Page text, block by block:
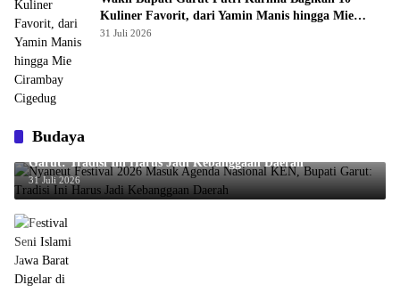
Kuliner Favorit, dari Yamin Manis hingga Mie
Cirambay Cigedug
31 Juli 2026
Budaya
Nyaneut Festival 2026 Masuk Agenda Nasional KEN, Bupati
Garut: Tradisi Ini Harus Jadi Kebanggaan Daerah
31 Juli 2026